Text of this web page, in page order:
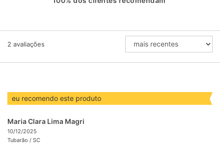
2 avaliações
ORDENAR
eu recomendo este produto
Maria Clara Lima Magri
10/12/2025
Tubarão / SC